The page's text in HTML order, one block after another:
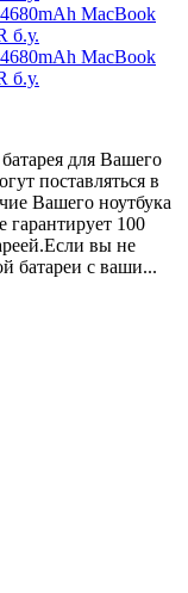
для Вашего
поставляться в
Вашего ноутбука
гарантирует 100
вы не
батареи с ваши...